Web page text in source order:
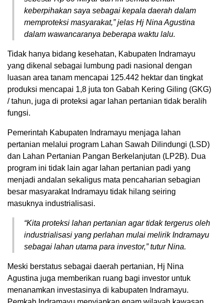
keberpihakan saya sebagai kepala daerah dalam
memproteksi masyarakat,” jelas Hj Nina Agustina
dalam wawancaranya beberapa waktu lalu.
Tidak hanya bidang kesehatan, Kabupaten Indramayu
yang dikenal sebagai lumbung padi nasional dengan
luasan area tanam mencapai 125.442 hektar dan tingkat
produksi mencapai 1,8 juta ton Gabah Kering Giling (GKG)
/ tahun, juga di proteksi agar lahan pertanian tidak beralih
fungsi.
Pemerintah Kabupaten Indramayu menjaga lahan
pertanian melalui program Lahan Sawah Dilindungi (LSD)
dan Lahan Pertanian Pangan Berkelanjutan (LP2B). Dua
program ini tidak lain agar lahan pertanian padi yang
menjadi andalan sekaligus mata pencaharian sebagian
besar masyarakat Indramayu tidak hilang seiring
masuknya industrialisasi.
“Kita proteksi lahan pertanian agar tidak tergerus oleh
industrialisasi yang perlahan mulai melirik Indramayu
sebagai lahan utama para investor,” tutur Nina.
Meski berstatus sebagai daerah pertanian, Hj Nina
Agustina juga memberikan ruang bagi investor untuk
menanamkan investasinya di kabupaten Indramayu.